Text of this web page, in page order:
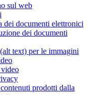
sul web
dei documenti elettronici
dei documenti
text) per le immagini
prodotti dalla